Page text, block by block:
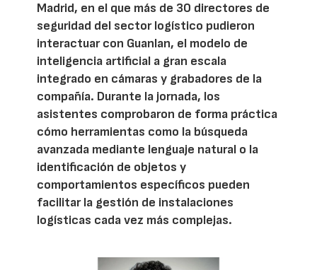
Madrid, en el que más de 30 directores de
seguridad del sector logístico pudieron
interactuar con Guanlan, el modelo de
inteligencia artificial a gran escala
integrado en cámaras y grabadores de la
compañía. Durante la jornada, los
asistentes comprobaron de forma práctica
cómo herramientas como la búsqueda
avanzada mediante lenguaje natural o la
identificación de objetos y
comportamientos específicos pueden
facilitar la gestión de instalaciones
logísticas cada vez más complejas.